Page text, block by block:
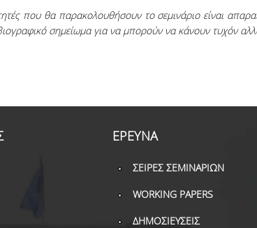
που θα παρακολουθήσουν το σεμινάριο είναι
σημείωμα για να μπορούν να κάνουν τυχόν
ΕΡΕΥΝΑ
ΣΕΙΡΕΣ ΣΕΜΙΝΑΡΙΩΝ
WORKING PAPERS
ΔΗΜΟΣΙΕΥΣΕΙΣ